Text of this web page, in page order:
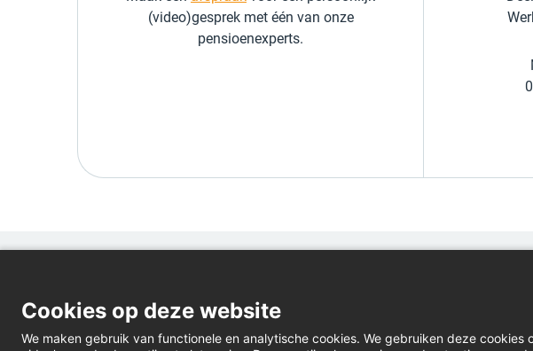
(video)gesprek met één van onze
pensioenexperts.
Cookies op deze website
We maken gebruik van functionele en analytische cookies. We gebruiken deze